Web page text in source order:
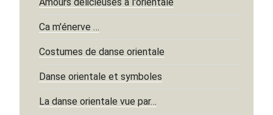
Ca m'énerve …
Costumes de danse orientale
Danse orientale et symboles
La danse orientale vue par…